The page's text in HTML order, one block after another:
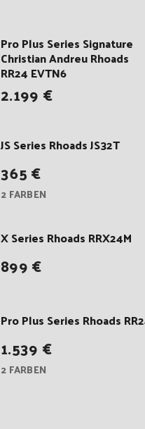
Pro Plus Series Signature
Christian Andreu Rhoads
RR24 EVTN6
2.199 €
JS Series Rhoads JS32T
365 €
2 FARBEN
X Series Rhoads RRX24M
899 €
Pro Plus Series Rhoads
1.539 €
2 FARBEN